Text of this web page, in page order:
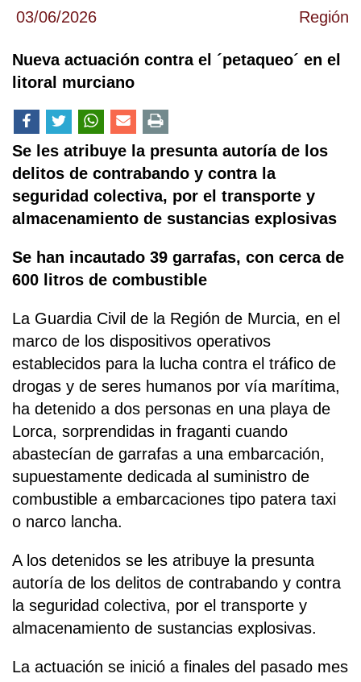
03/06/2026 Región
Nueva actuación contra el ´petaqueo´ en el
litoral murciano
Se les atribuye la presunta autoría de los
delitos de contrabando y contra la
seguridad colectiva, por el transporte y
almacenamiento de sustancias explosivas
Se han incautado 39 garrafas, con cerca de
600 litros de combustible
La Guardia Civil de la Región de Murcia, en el
marco de los dispositivos operativos
establecidos para la lucha contra el tráfico de
drogas y de seres humanos por vía marítima,
ha detenido a dos personas en una playa de
Lorca, sorprendidas in fraganti cuando
abastecían de garrafas a una embarcación,
supuestamente dedicada al suministro de
combustible a embarcaciones tipo patera taxi
o narco lancha.
A los detenidos se les atribuye la presunta
autoría de los delitos de contrabando y contra
la seguridad colectiva, por el transporte y
almacenamiento de sustancias explosivas.
La actuación se inició a finales del pasado mes